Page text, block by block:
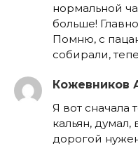
нормальной
больше!
Помню, с
собирали,
Кожевников
Я вот сначала
кальян,
дорогой